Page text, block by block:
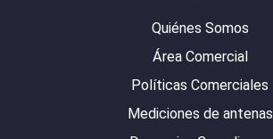
Quiénes Somos
Área Comercial
Políticas Comerciales
Mediciones de antenas